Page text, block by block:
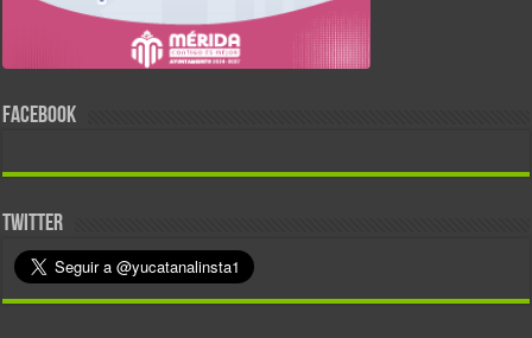
FACEBOOK
TWITTER